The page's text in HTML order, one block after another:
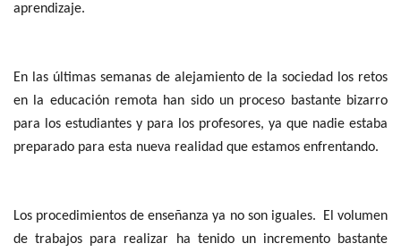
aprendizaje.
En las últimas semanas de alejamiento de la sociedad los retos
en la educación remota han sido un proceso bastante bizarro
para los estudiantes y para los profesores, ya que nadie estaba
preparado para esta nueva realidad que estamos enfrentando.
Los procedimientos de enseñanza ya no son iguales. El volumen
de trabajos para realizar ha tenido un incremento bastante